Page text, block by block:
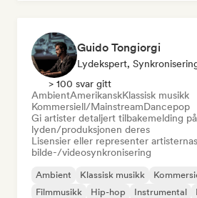
Guido Tongiorgi
Lydekspert,
> 100 svar gitt
AmbientAmerikanskKlassisk musikk
Kommersiell/MainstreamDancepop
Gi artister detaljert tilbakemelding på
lyden/produksjonen deres
Lisensier eller representer
bilde-/videosynkronisering
Ambient Klassisk musikk
Filmmusikk
Hip-hop Instrumental